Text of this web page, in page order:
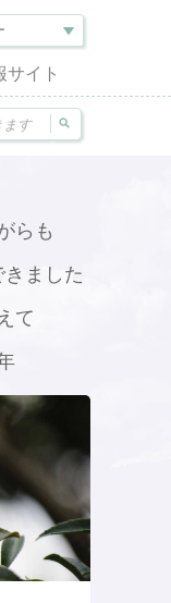
サイト
らも
ました
て